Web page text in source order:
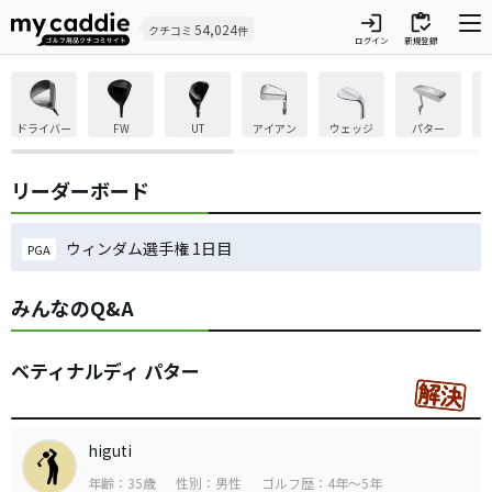
クチコミ 54,024件 login
ログイン
inventory
新規登録
ドライバー FW UT アイアン ウェッジ パター
リーダーボード
PGA ウィンダム選手権 1日目
みんなのQ&A
ベティナルディ パター
higuti
年齢：35歳 性別：男性 ゴルフ歴：4年～5年